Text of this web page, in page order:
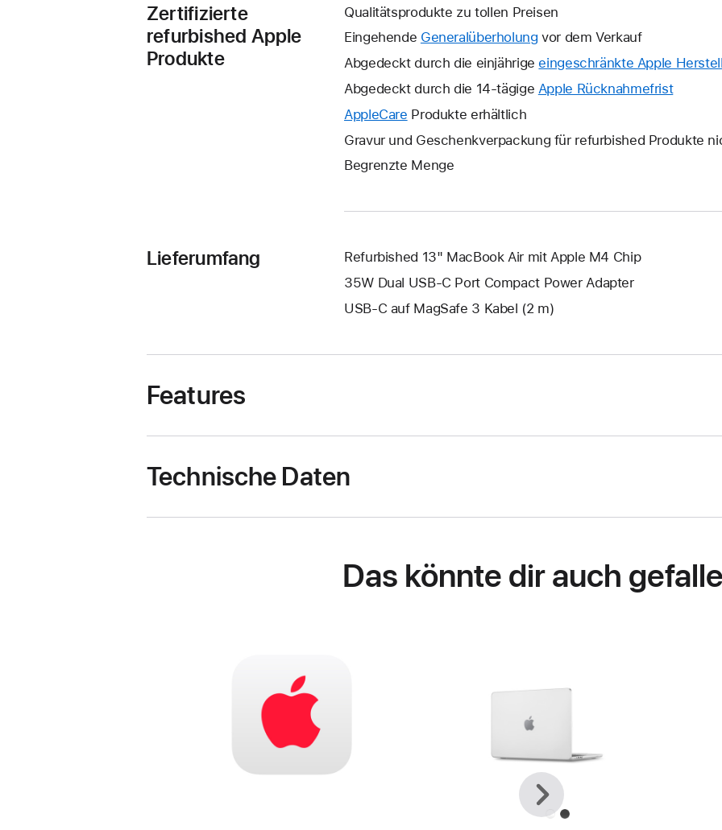
Zertifizierte
refurbished Apple
Produkte
Qualitätsprodukte zu tollen Preisen
Eingehende Generalüberholung vor dem Verkauf
Abgedeckt durch die einjährige eingeschränkte Apple
Abgedeckt durch die 14-tägige Apple RücknahmefristEin
wird
AppleCare Ein
neues
wird
Produkte erhältlich
Gravur und Geschenkverpackung für refurbished Produkte
Begrenzte Menge
Lieferumfang
Refurbished 13" MacBook Air mit Apple M4 Chip
35W Dual USB‑C Port Compact Power Adapter
USB‑C auf MagSafe 3 Kabel (2 m)
Features
Technische Daten
Das könnte dir auch
Zurück
Weiter